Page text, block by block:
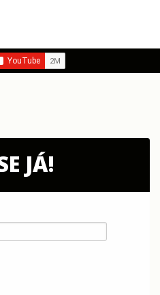
JÁ!